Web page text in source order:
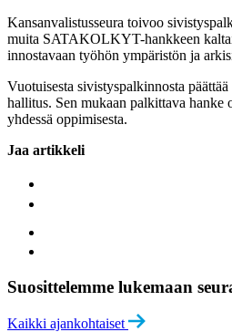
Kansanvalistusseura toivoo
muita SATAKOLKYT-hankkeen
innostavaan työhön ympäristön ja
Vuotuisesta sivistyspalkinnosta
hallitus. Sen mukaan palkittava hanke
yhdessä oppimisesta.
Jaa artikkeli
Suosittelemme lukemaan
Kaikki ajankohtaiset